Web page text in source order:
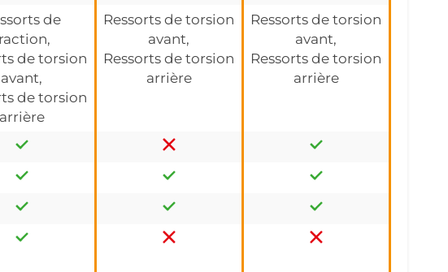
de
de torsion
avant,
de torsion
arrière
Ressorts de torsion
avant,
Ressorts de torsion
arrière
Ressorts de torsion
avant,
Ressorts de torsion
arrière